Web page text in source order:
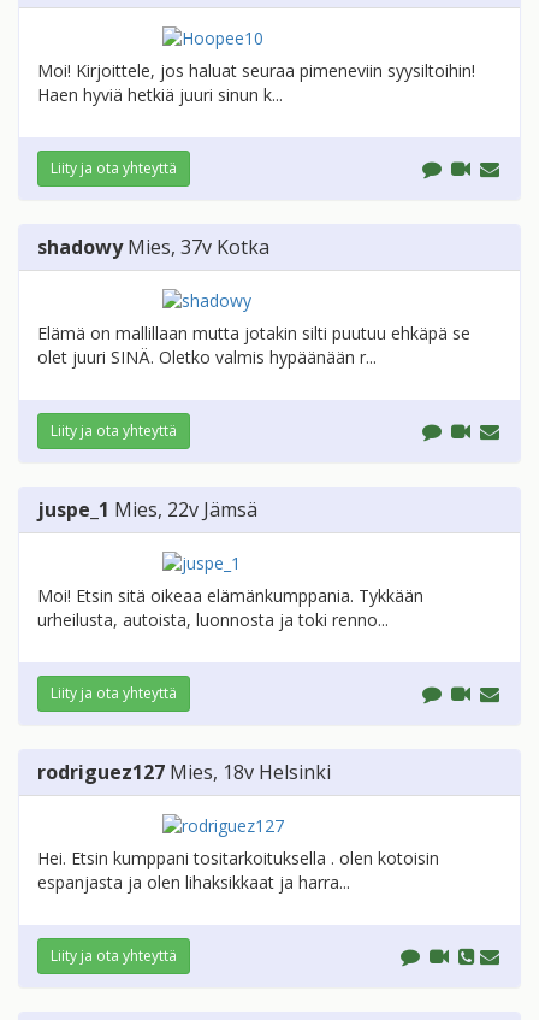
Moi! Kirjoittele, jos haluat seuraa pimeneviin syysiltoihin!
Haen hyviä hetkiä juuri sinun k...
Liity ja ota yhteyttä
shadowy Mies, 37v Kotka
Elämä on mallillaan mutta jotakin silti puutuu ehkäpä se
olet juuri SINÄ. Oletko valmis hypäänään r...
Liity ja ota yhteyttä
juspe_1 Mies, 22v Jämsä
Moi! Etsin sitä oikeaa elämänkumppania. Tykkään
urheilusta, autoista, luonnosta ja toki renno...
Liity ja ota yhteyttä
rodriguez127 Mies, 18v Helsinki
Hei. Etsin kumppani tositarkoituksella . olen kotoisin
espanjasta ja olen lihaksikkaat ja harra...
Liity ja ota yhteyttä